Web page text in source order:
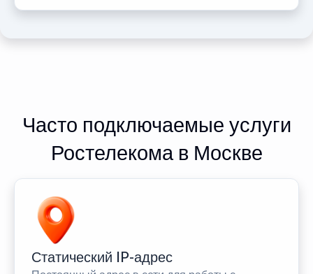
Часто подключаемые услуги
Ростелекома в Москве
Статический IP-адрес